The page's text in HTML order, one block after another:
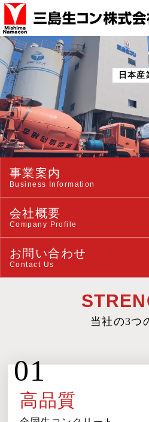
日本
事業案内
Business Information
会社概要
Company Profile
お問い合わせ
Contact Us
当社の3つ
01
高品質